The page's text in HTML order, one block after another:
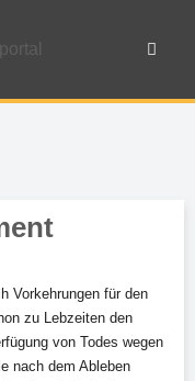
Vorkehrungen für den
zu Lebzeiten den
von Todes wegen
nach dem Ableben